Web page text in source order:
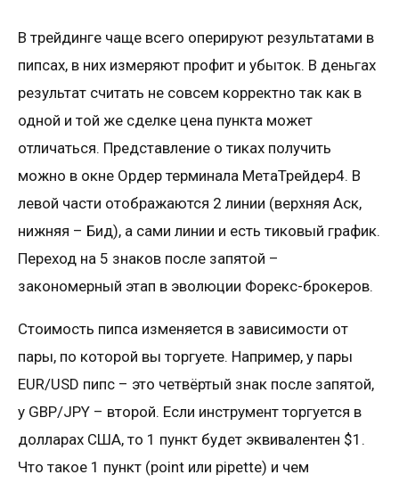
В трейдинге чаще всего оперируют результатами в
пипсах, в них измеряют профит и убыток. В деньгах
результат считать не совсем корректно так как в
одной и той же сделке цена пункта может
отличаться. Представление о тиках получить
можно в окне Ордер терминала МетаТрейдер4. В
левой части отображаются 2 линии (верхняя Аск,
нижняя – Бид), а сами линии и есть тиковый график.
Переход на 5 знаков после запятой –
закономерный этап в эволюции Форекс-брокеров.
Стоимость пипса изменяется в зависимости от
пары, по которой вы торгуете. Например, у пары
EUR/USD пипс – это четвёртый знак после запятой,
у GBP/JPY – второй. Если инструмент торгуется в
долларах США, то 1 пункт будет эквивалентен $1.
Что такое 1 пункт (point или pipette) и чем